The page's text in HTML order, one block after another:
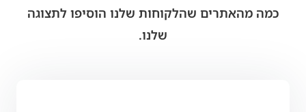
כמה מהאתרים שהלקוחות שלנו הוסיפו לתצוגה
שלנו.